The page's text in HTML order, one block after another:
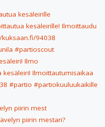
kesäleirille
Ilmo
piirin mest